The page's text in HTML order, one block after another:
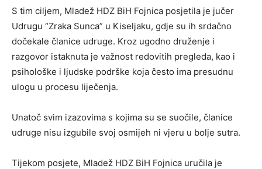
S tim ciljem, Mladež HDZ BiH Fojnica posjetila je jučer
Udrugu “Zraka Sunca” u Kiseljaku, gdje su ih srdačno
dočekale članice udruge. Kroz ugodno druženje i
razgovor istaknuta je važnost redovitih pregleda, kao i
psihološke i ljudske podrške koja često ima presudnu
ulogu u procesu liječenja.
Unatoč svim izazovima s kojima su se suočile, članice
udruge nisu izgubile svoj osmijeh ni vjeru u bolje sutra.
Tijekom posjete, Mladež HDZ BiH Fojnica uručila je